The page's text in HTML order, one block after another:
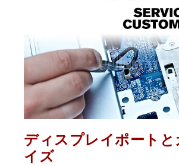
ディスプレイポート
イズ